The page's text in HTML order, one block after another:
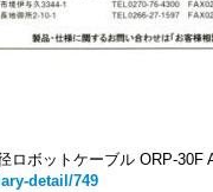
ボットケーブル ORP-30F
detail/749